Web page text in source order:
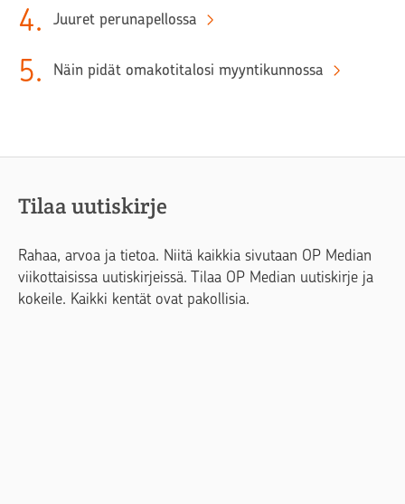
4. Juuret perunapellossa
5. Näin pidät omakotitalosi myyntikunnossa
Tilaa uutiskirje
Rahaa, arvoa ja tietoa. Niitä kaikkia sivutaan OP Median
viikottaisissa uutiskirjeissä. Tilaa OP Median uutiskirje ja
kokeile. Kaikki kentät ovat pakollisia.